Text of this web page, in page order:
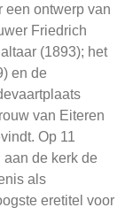
een ontwerp van
Friedrich
(1893); het
en de
van Eiteren
Op 11
de kerk de
als
eretitel voor